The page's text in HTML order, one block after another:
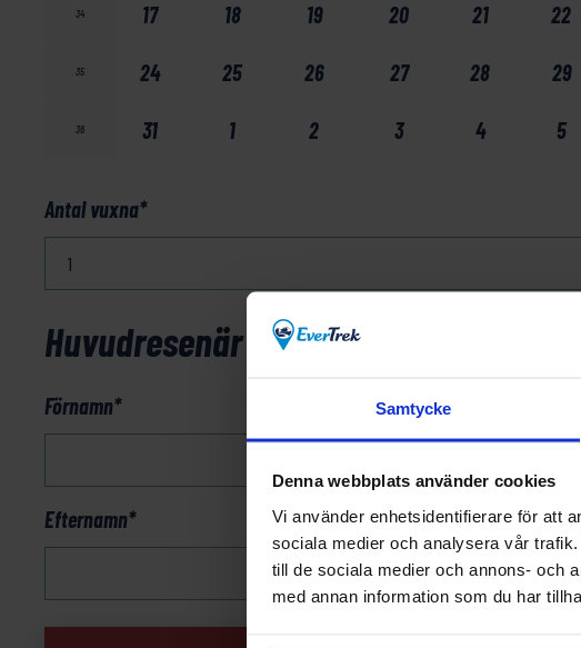
Samtycke
Denna webbplats använder cookies
Vi använder enhetsidentifierare för att
sociala medier och analysera vår
till de sociala medier och annons- och
med annan information som du har
34 17 18 19 20 21 22
35 24 25 26 27 28 29
36 31 1 2 3 4 5
Antal vuxna*
Huvudresenär
Förnamn*
Efternamn*